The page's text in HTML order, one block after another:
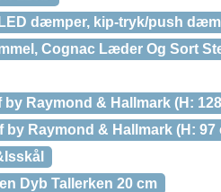
dæmper, kip-tryk/push
Cognac Læder Og Sort
Raymond & Hallmark (H:
Raymond & Hallmark (H: 97
Dyb Tallerken 20 cm